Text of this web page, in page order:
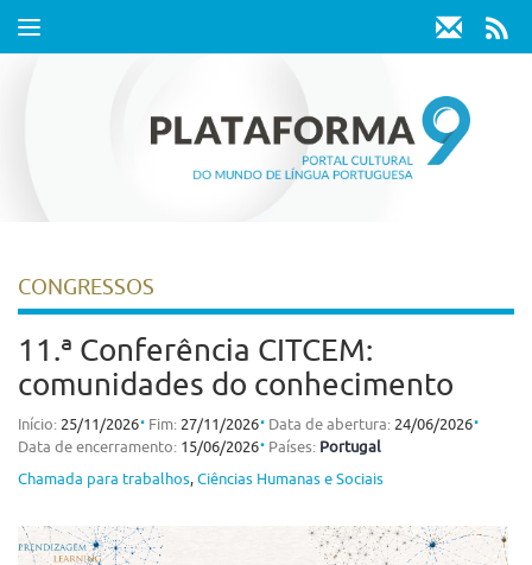
Toggle
CONGRESSOS
11.ª Conferência CITCEM:
comunidades do conhecimento
Início: 25/11/2026⋅ Fim: 27/11/2026⋅ Data de abertura: 24/06/2026⋅
Data de encerramento: 15/06/2026⋅ Países: Portugal
Chamada para trabalhos, Ciências Humanas e Sociais